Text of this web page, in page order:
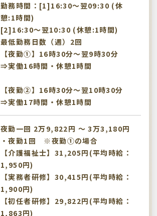
勤務時間：[1]16:30〜翌09:30 (休
憩:1時間)
[2]16:30〜翌10:30 (休憩:1時間)
最低勤務日数（週）2回
【夜勤①】16時30分～翌9時30分
⇒実働16時間・休憩1時間
【夜勤②】16時30分～翌10時30分
⇒実働17時間・休憩1時間
夜勤一回 2万9,822円 〜 3万3,180円
・夜勤1回 ※夜勤①の場合
【介護福祉士】31,205円(平均時給：
1,950円)
【実務者研修】30,415円(平均時給：
1,900円)
【初任者研修】29,822円(平均時給：
1,863円)